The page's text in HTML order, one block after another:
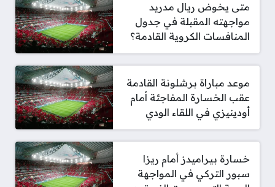
متى يخوض ريال مدريد
مواجهته المقبلة في جدول
المنافسات الكروية القادمة؟
موعد مباراة برشلونة القادمة
عقب الخسارة المفاجئة أمام
أودينيزي في اللقاء الودي
خسارة بيراميدز أمام ريزا
سبور التركي في المواجهة